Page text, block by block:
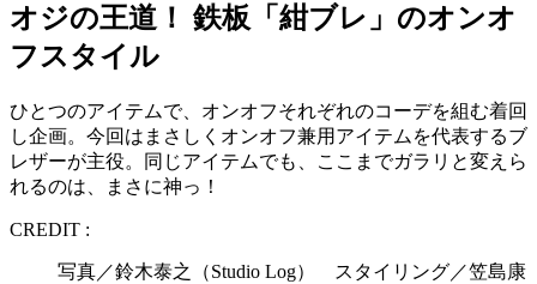
オジの王道！ 鉄板「紺ブレ」のオンオ
フスタイル
ひとつのアイテムで、オンオフそれぞれのコーデを組む着回
し企画。今回はまさしくオンオフ兼用アイテムを代表するブ
レザーが主役。同じアイテムでも、ここまでガラリと変えら
れるのは、まさに神っ！
CREDIT :
写真／鈴木泰之（Studio Log） スタイリング／笠島康